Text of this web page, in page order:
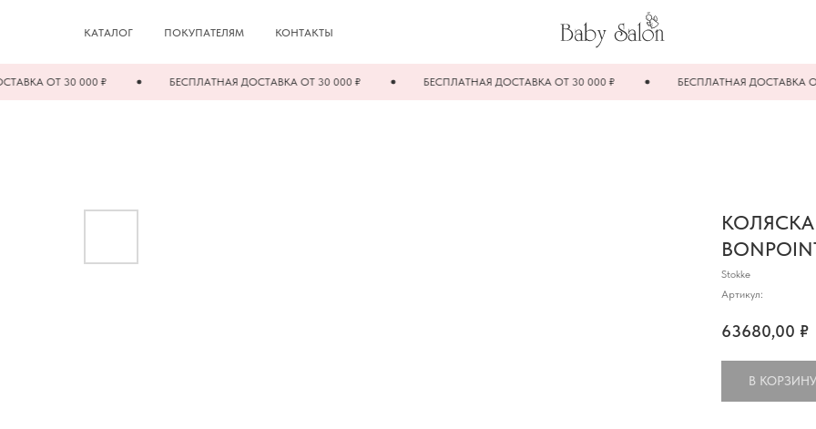
КАТАЛОГ ПОКУПАТЕЛЯМ КОНТАКТЫ
ОТ 30 000 ₽ БЕСПЛАТНАЯ ДОСТАВКА ОТ 30 000 ₽ БЕСПЛАТНАЯ ДОСТАВКА ОТ 30 000 ₽ БЕСПЛАТНАЯ ДОСТАВКА ОТ 30
КОЛЯСКА
Stokke
Артикул:
63680,00 ₽
В КОРЗИНУ